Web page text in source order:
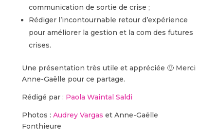
communication de sortie de crise ;
Rédiger l’incontournable retour d’expérience
pour améliorer la gestion et la com des futures
crises.
Une présentation très utile et appréciée 🙂 Merci
Anne-Gaëlle pour ce partage.
Rédigé par : Paola Waintal Saldi
Photos : Audrey Vargas et Anne-Gaëlle
Fonthieure